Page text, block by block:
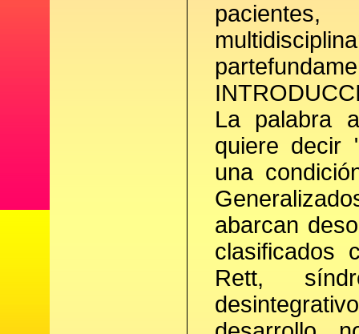
La palabra
quiere decir
una
abarcan
clasificados
Rett,